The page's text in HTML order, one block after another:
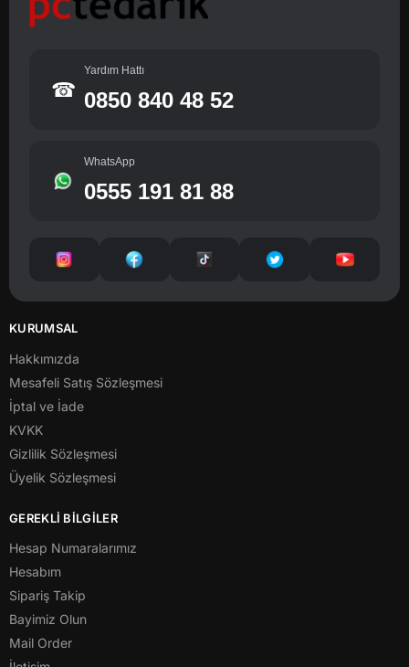
☎
Yardım Hattı
0850 840 48 52
WhatsApp
0555 191 81 88
KURUMSAL
Hakkımızda
Mesafeli Satış Sözleşmesi
İptal ve İade
KVKK
Gizlilik Sözleşmesi
Üyelik Sözleşmesi
GEREKLİ BİLGİLER
Hesap Numaralarımız
Hesabım
Sipariş Takip
Bayimiz Olun
Mail Order